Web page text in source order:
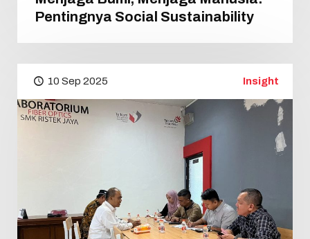
Pentingnya Social Sustainability
10 Sep 2025 Insight